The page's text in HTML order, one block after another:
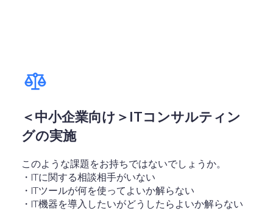
＜中小企業向け＞ITコンサルティン
グの実施
このような課題をお持ちではないでしょうか。
・ITに関する相談相手がいない
・ITツールが何を使ってよいか解らない
・IT機器を導入したいがどうしたらよいか解らない